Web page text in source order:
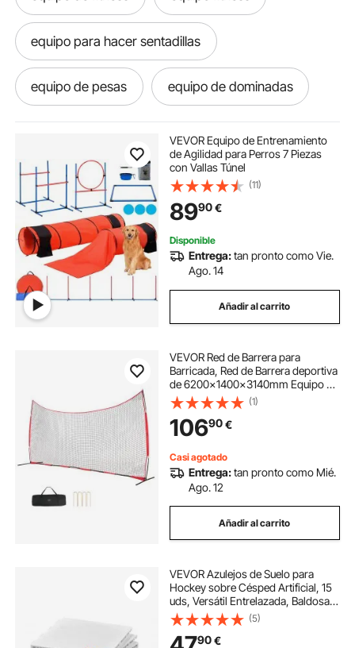
equipo para hacer sentadillas
equipo de pesas equipo de dominadas
equipo para dominadas
equipos de gimnasia equipo baloncesto
equipo de softbol equipo gimnasio
equipo de boxeo equipo beisbol
equipo de gimnasio
VEVOR Equipo de Entrenamiento
de Agilidad para Perros 7 Piezas
con Vallas Túnel
(11)
8990€
Disponible
Entrega:tan pronto como Vie.
Ago. 14
Añadir al carrito
VEVOR Red de Barrera para
Barricada, Red de Barrera deportiva
de 6200x1400x3140mm Equipo de
Práctica Portátil con Bolsa de
Transporte, Red de Protección para
Entrenamiento de Béisbol, Softball
(1)
10690€
Casi agotado
Entrega:tan pronto como Mié.
Ago. 12
Añadir al carrito
VEVOR Azulejos de Suelo para
Hockey sobre Césped Artificial, 15
uds, Versátil Entrelazada, Baldosas
para Pista Baile, Tablero de Equipo
de Entrenamiento de Hockey sobre
Césped, 315 x 315 x 16 mm
(5)
90€